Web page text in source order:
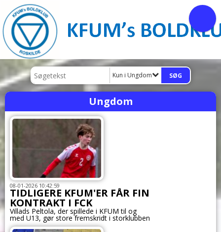
Kun i Ungdom
Ungdom
08-01-2026 10:42:59
TIDLIGERE KFUM'ER FÅR FIN
KONTRAKT I FCK
Villads Peltola, der spillede i KFUM til og
med U13, gør store fremskridt i storklubben